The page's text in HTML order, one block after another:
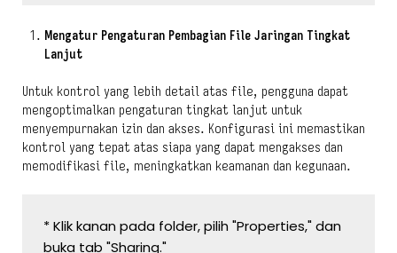
Mengatur Pengaturan Pembagian File Jaringan Tingkat
Lanjut
Untuk kontrol yang lebih detail atas file, pengguna dapat
mengoptimalkan pengaturan tingkat lanjut untuk
menyempurnakan izin dan akses. Konfigurasi ini memastikan
kontrol yang tepat atas siapa yang dapat mengakses dan
memodifikasi file, meningkatkan keamanan dan kegunaan.
* Klik kanan pada folder, pilih "Properties," dan
buka tab "Sharing."